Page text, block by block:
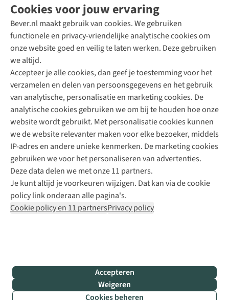
Cookies voor jouw ervaring
Bever.nl maakt gebruik van cookies. We gebruiken
functionele en privacy-vriendelijke analytische cookies om
onze website goed en veilig te laten werken. Deze gebruiken
we altijd.
Accepteer je alle cookies, dan geef je toestemming voor het
verzamelen en delen van persoonsgegevens en het gebruik
van analytische, personalisatie en marketing cookies. De
analytische cookies gebruiken we om bij te houden hoe onze
website wordt gebruikt. Met personalisatie cookies kunnen
we de website relevanter maken voor elke bezoeker, middels
IP-adres en andere unieke kenmerken. De marketing cookies
gebruiken we voor het personaliseren van advertenties.
Deze data delen we met onze 11 partners.
Je kunt altijd je voorkeuren wijzigen. Dat kan via de cookie
policy link onderaan alle pagina's.
Cookie policy en 11 partnersPrivacy policy
Accepteren
Weigeren
Cookies beheren
Direct advies van een Buitenexpert
+31 (0)85 888 50 88
+31 6 12 28 49 80
Contactformulier
Bever
B.V.